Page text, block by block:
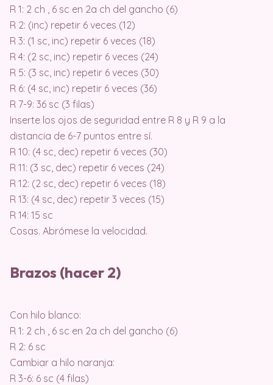
R 1: 2 ch , 6 sc en 2a ch del gancho (6)
R 2: (inc) repetir 6 veces (12)
R 3: (1 sc, inc) repetir 6 veces (18)
R 4: (2 sc, inc) repetir 6 veces (24)
R 5: (3 sc, inc) repetir 6 veces (30)
R 6: (4 sc, inc) repetir 6 veces (36)
R 7-9: 36 sc (3 filas)
Inserte los ojos de seguridad entre R 8 y R 9 a la
distancia de 6-7 puntos entre sí.
R 10: (4 sc, dec) repetir 6 veces (30)
R 11: (3 sc, dec) repetir 6 veces (24)
R 12: (2 sc, dec) repetir 6 veces (18)
R 13: (4 sc, dec) repetir 3 veces (15)
R 14: 15 sc
Cosas. Abrómese la velocidad.
Brazos (hacer 2)
Con hilo blanco:
R 1: 2 ch , 6 sc en 2a ch del gancho (6)
R 2: 6 sc
Cambiar a hilo naranja:
R 3-6: 6 sc (4 filas)